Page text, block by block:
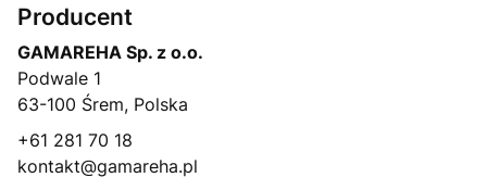
Producent
GAMAREHA Sp. z o.o.
Podwale 1
63-100 Śrem, Polska
+61 281 70 18
kontakt@gamareha.pl